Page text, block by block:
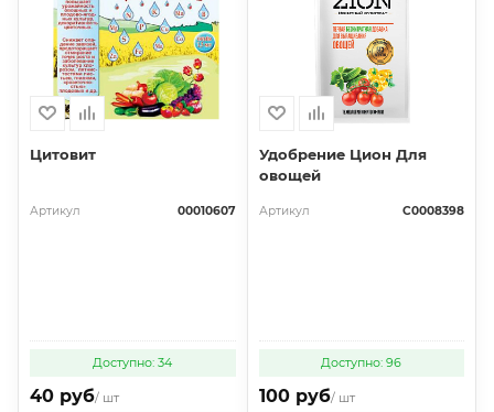
Цитовит
Артикул 00010607
Доступно: 34
40 руб/ шт
Удобрение Цион Для
овощей
Артикул С0008398
Доступно: 96
100 руб/ шт